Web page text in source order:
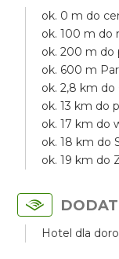
ok. 0 m do
ok. 100 m do
ok. 200 m do
ok. 600 m
ok. 2,8 km
ok. 13 km do
ok. 17 km do
ok. 18 km do
ok. 19 km do
Hotel dla